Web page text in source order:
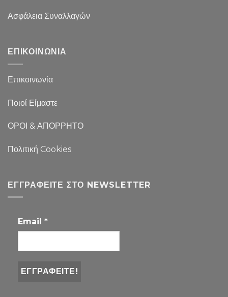
Ασφάλεια Συναλλαγών
ΕΠΙΚΟΙΝΩΝΙΑ
Επικοινωνία
Ποιοί Είμαστε
ΟΡΟΙ & ΑΠΟΡΡΗΤΟ
Πολιτική Cookies
ΕΓΓΡΑΦΕΊΤΕ ΣΤΟ NEWSLETTER
Email *